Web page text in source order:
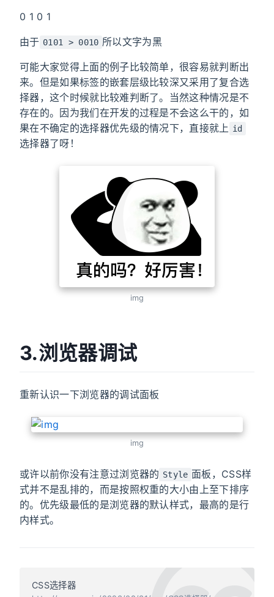
0 1 0 1
由于 0101 > 0010 所以文字为黑
可能大家觉得上面的例子比较简单，很容易就判断出
来。但是如果标签的嵌套层级比较深又采用了复合选
择器，这个时候就比较难判断了。当然这种情况是不
存在的。因为我们在开发的过程是不会这么干的，如
果在不确定的选择器优先级的情况下，直接就上 id
选择器了呀！
img
3.浏览器调试
重新认识一下浏览器的调试面板
img
或许以前你没有注意过浏览器的 Style 面板，CSS样
式并不是乱排的，而是按照权重的大小由上至下排序
的。优先级最低的是浏览器的默认样式，最高的是行
内样式。
CSS选择器